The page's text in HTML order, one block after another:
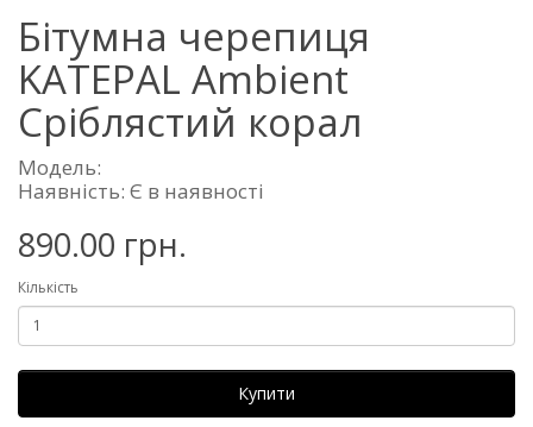
Бітумна черепиця
KATEPAL Ambient
Сріблястий корал
Модель:
Наявність: Є в наявності
890.00 грн.
Кількість
Купити